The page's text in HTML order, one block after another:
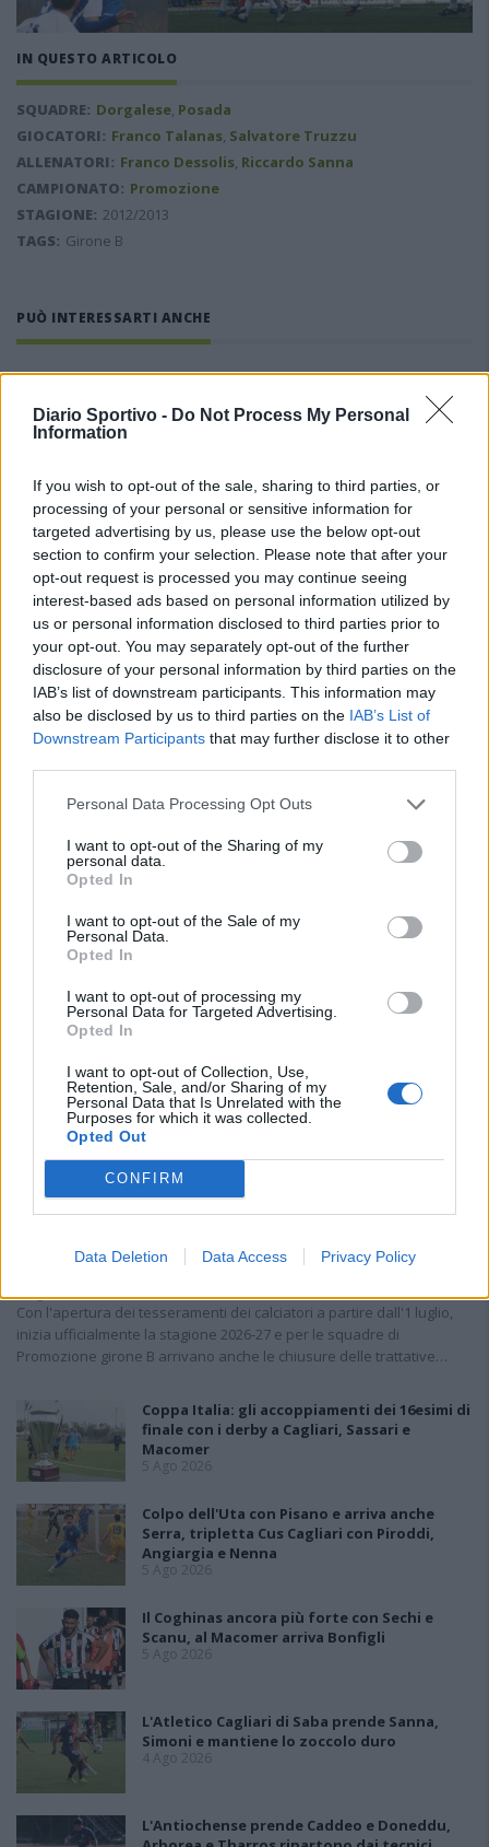
Diario Sportivo - Do Not Process My Personal
Information
If you wish to opt-out of the sale, sharing to third parties, or
processing of your personal or sensitive information for
targeted advertising by us, please use the below opt-out
section to confirm your selection. Please note that after your
opt-out request is processed you may continue seeing
interest-based ads based on personal information utilized by
us or personal information disclosed to third parties prior to
your opt-out. You may separately opt-out of the further
disclosure of your personal information by third parties on the
IAB’s list of downstream participants. This information may
also be disclosed by us to third parties on the IAB’s List of
Downstream Participants that may further disclose it to other
Personal Data Processing Opt Outs
I want to opt-out of the Sharing of my
personal data.
Opted In
I want to opt-out of the Sale of my
Personal Data.
Opted In
I want to opt-out of processing my
Personal Data for Targeted Advertising.
Opted In
I want to opt-out of Collection, Use,
Retention, Sale, and/or Sharing of my
Personal Data that Is Unrelated with the
Purposes for which it was collected.
Opted Out
CONFIRM
Data Deletion Data Access Privacy Policy
IN QUESTO ARTICOLO
SQUADRE: Dorgalese, Posada
GIOCATORI: Franco Talanas, Salvatore Truzzu
ALLENATORI: Franco Dessolis, Riccardo Sanna
CAMPIONATO: Promozione
STAGIONE: 2012/2013
TAGS: Girone B
PUÒ INTERESSARTI ANCHE
Il Selargius rinforza il centrocampo con Manuel
Rinino e Samuele Vacca
Con l'apertura dei tesseramenti dei calciatori a partire dall'1 luglio,
Promozione girone A arrivano anche le chiusure delle trattative…
Il Buddusò in mani sicure con Mario Fadda, il Monte
5 Ago 2026
Con l'apertura dei tesseramenti dei calciatori a partire dall'1 luglio,
inizia ufficialmente la stagione 2026-27 e per le squadre di
Promozione girone B arrivano anche le chiusure delle trattative…
Coppa Italia: gli accoppiamenti dei 16esimi di
finale con i derby a Cagliari, Sassari e
Macomer
5 Ago 2026
Colpo dell'Uta con Pisano e arriva anche
Serra, tripletta Cus Cagliari con Piroddi,
Angiargia e Nenna
5 Ago 2026
Il Coghinas ancora più forte con Sechi e
Scanu, al Macomer arriva Bonfigli
5 Ago 2026
L'Atletico Cagliari di Saba prende Sanna,
Simoni e mantiene lo zoccolo duro
4 Ago 2026
L'Antiochense prende Caddeo e Doneddu,